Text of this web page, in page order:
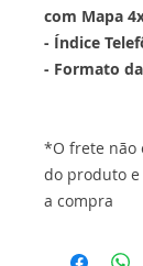
com Mapa
- Índice
- Formato
*O frete não
do produto e
a compra